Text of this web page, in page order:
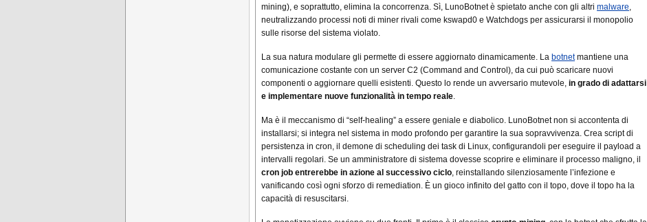
mining), e soprattutto, elimina la concorrenza. Sì, LunoBotnet è spietato anche con gli altri malware
neutralizzando processi noti di miner rivali come kswapd0 e Watchdogs per assicurarsi il monopolio
sulle risorse del sistema violato.
La sua natura modulare gli permette di essere aggiornato dinamicamente. La botnetmantiene una
comunicazione costante con un server C2 (Command and Control), da cui può scaricare nuovi
componenti o aggiornare quelli esistenti. Questo lo rende un avversario mutevole, in grado di adattarsi
e implementare nuove funzionalità in tempo reale
Ma è il meccanismo di “self-healing” a essere geniale e diabolico. LunoBotnet non si accontenta di
installarsi; si integra nel sistema in modo profondo per garantire la sua sopravvivenza. Crea script di
persistenza in cron, il demone di scheduling dei task di Linux, configurandoli per eseguire il payload a
intervalli regolari. Se un amministratore di sistema dovesse scoprire e eliminare il processo maligno, il
cron job entrerebbe in azione al successivo ciclo , reinstallando silenziosamente l’infezione e
vanificando così ogni sforzo di remediation. È un gioco infinito del gatto con il topo, dove il topo ha la
capacità di resuscitarsi.